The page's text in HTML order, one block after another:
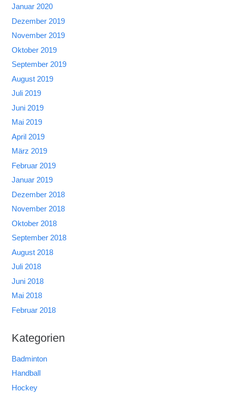
Januar 2020
Dezember 2019
November 2019
Oktober 2019
September 2019
August 2019
Juli 2019
Juni 2019
Mai 2019
April 2019
März 2019
Februar 2019
Januar 2019
Dezember 2018
November 2018
Oktober 2018
September 2018
August 2018
Juli 2018
Juni 2018
Mai 2018
Februar 2018
Kategorien
Badminton
Handball
Hockey